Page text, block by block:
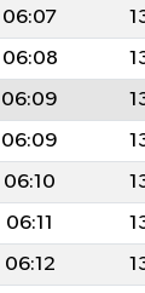
06:07
06:08
06:09
06:09
06:10
06:11
06:12